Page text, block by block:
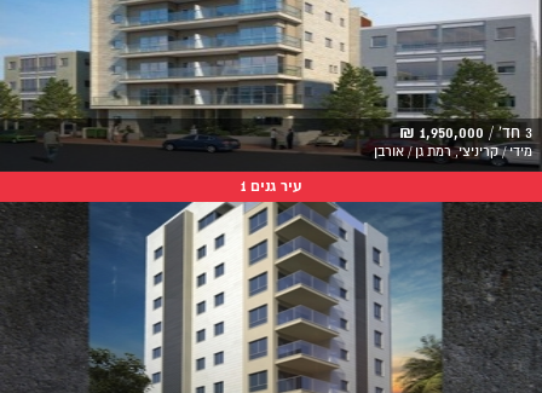
3 חד' / 1,950,000 ₪
מידי / קריניצי, רמת גן / אורבן
עיר גנים 1